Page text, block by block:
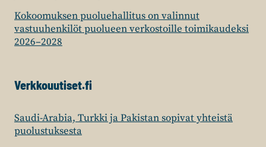
Kokoomuksen puoluehallitus on valinnut
vastuuhenkilöt puolueen verkostoille toimikaudeksi
2026–2028
Verkkouutiset.fi
Saudi-Arabia, Turkki ja Pakistan sopivat yhteistä
puolustuksesta